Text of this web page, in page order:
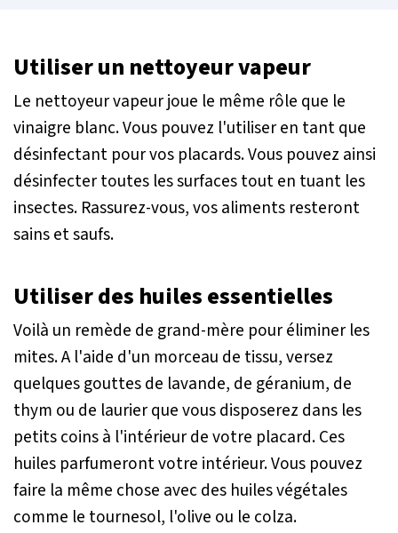
Utiliser un nettoyeur vapeur
Le nettoyeur vapeur joue le même rôle que le
vinaigre blanc. Vous pouvez l'utiliser en tant que
désinfectant pour vos placards. Vous pouvez ainsi
désinfecter toutes les surfaces tout en tuant les
insectes. Rassurez-vous, vos aliments resteront
sains et saufs.
Utiliser des huiles essentielles
Voilà un remède de grand-mère pour éliminer les
mites. A l'aide d'un morceau de tissu, versez
quelques gouttes de lavande, de géranium, de
thym ou de laurier que vous disposerez dans les
petits coins à l'intérieur de votre placard. Ces
huiles parfumeront votre intérieur. Vous pouvez
faire la même chose avec des huiles végétales
comme le tournesol, l'olive ou le colza.